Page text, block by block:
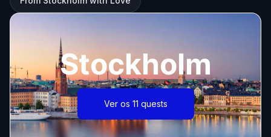
Stockholm
Ver os 11 quests